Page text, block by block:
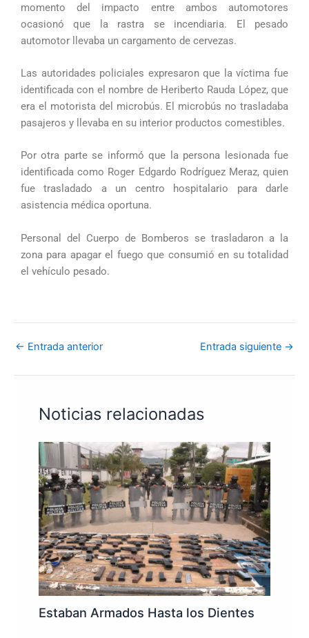
momento del impacto entre ambos automotores
ocasionó que la rastra se incendiaria. El pesado
automotor llevaba un cargamento de cervezas.
Las autoridades policiales expresaron que la víctima fue
identificada con el nombre de Heriberto Rauda López, que
era el motorista del microbús. El microbús no trasladaba
pasajeros y llevaba en su interior productos comestibles.
Por otra parte se informó que la persona lesionada fue
identificada como Roger Edgardo Rodríguez Meraz, quien
fue trasladado a un centro hospitalario para darle
asistencia médica oportuna.
Personal del Cuerpo de Bomberos se trasladaron a la
zona para apagar el fuego que consumió en su totalidad
el vehículo pesado.
← Entrada anterior Entrada siguiente →
Noticias relacionadas
Estaban Armados Hasta los Dientes